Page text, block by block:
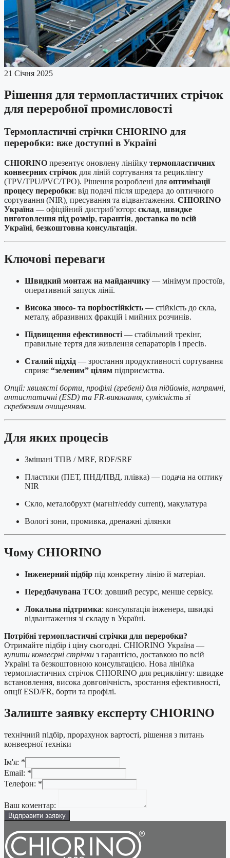
21 Січня 2025
Рішення для термопластичних стрічок
для переробної промисловості
Термопластичні стрічки CHIORINO для
переробки: вже доступні в Україні
CHIORINO презентує оновлену лінійку термопластичних
конвеєрних стрічок для ліній сортування та рециклінгу
(TPV/TPU/PVC/TPO). Рішення розроблені для оптимізації
процесу переробки: від подачі після шредера до оптичного
сортування (NIR), пресування та відвантаження. CHIORINO
Україна — офіційний дистриб’ютор: склад, швидке
виготовлення під розмір, гарантія, доставка по всій
Україні, безкоштовна консультація.
Ключові переваги
Швидкий монтаж на майданчику — мінімум простоїв,
оперативний запуск лінії.
Висока зносо- та порізостійкість — стійкість до скла,
металу, абразивних фракцій і мийних розчинів.
Підвищення ефективності — стабільний трекінг,
правильне тертя для живлення сепараторів і пресів.
Сталий підхід — зростання продуктивності сортування
сприяє “зеленим” цілям підприємства.
Опції: хвилясті борти, профілі (гребені) для підйомів, напрямні,
антистатичні (ESD) та FR-виконання, сумісність зі
скребковим очищенням.
Для яких процесів
Змішані ТПВ / MRF, RDF/SRF
Пластики (ПЕТ, ПНД/ПВД, плівка) — подача на оптику
NIR
Скло, металобрухт (магніт/eddy current), макулатура
Вологі зони, промивка, дренажні ділянки
Чому CHIORINO
Інженерний підбір під конкретну лінію й матеріал.
Передбачувана TCO: довший ресурс, менше сервісу.
Локальна підтримка: консультація інженера, швидкі
відвантаження зі складу в Україні.
Потрібні термопластичні стрічки для переробки?
Отримайте підбір і ціну сьогодні. CHIORINO Україна —
купити конвеєрні стрічки з гарантією, доставкою по всій
Україні та безкоштовною консультацією. Нова лінійка
термопластичних стрічок CHIORINO для рециклінгу: швидке
встановлення, висока довговічність, зростання ефективності,
опції ESD/FR, борти та профілі.
Залиште заявку експерту CHIORINO
технічний підбір, прорахунок вартості, рішення з питань
конвеєрної техніки
Ім'я: *
Email: *
Телефон: *
коментар:
Ваш
Ваш коментар:
Відправити заявку